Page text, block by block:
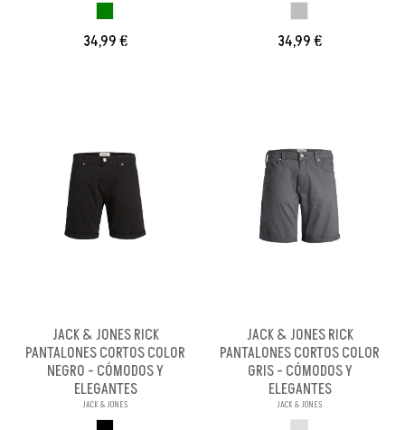
34,99 € 34,99 €
JACK & JONES RICK
PANTALONES CORTOS COLOR
NEGRO - CÓMODOS Y
ELEGANTES
JACK & JONES
JACK & JONES RICK
PANTALONES CORTOS COLOR
GRIS - CÓMODOS Y
ELEGANTES
JACK & JONES